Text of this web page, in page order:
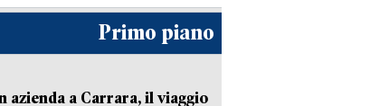
Primo piano
azienda a Carrara, il viaggio